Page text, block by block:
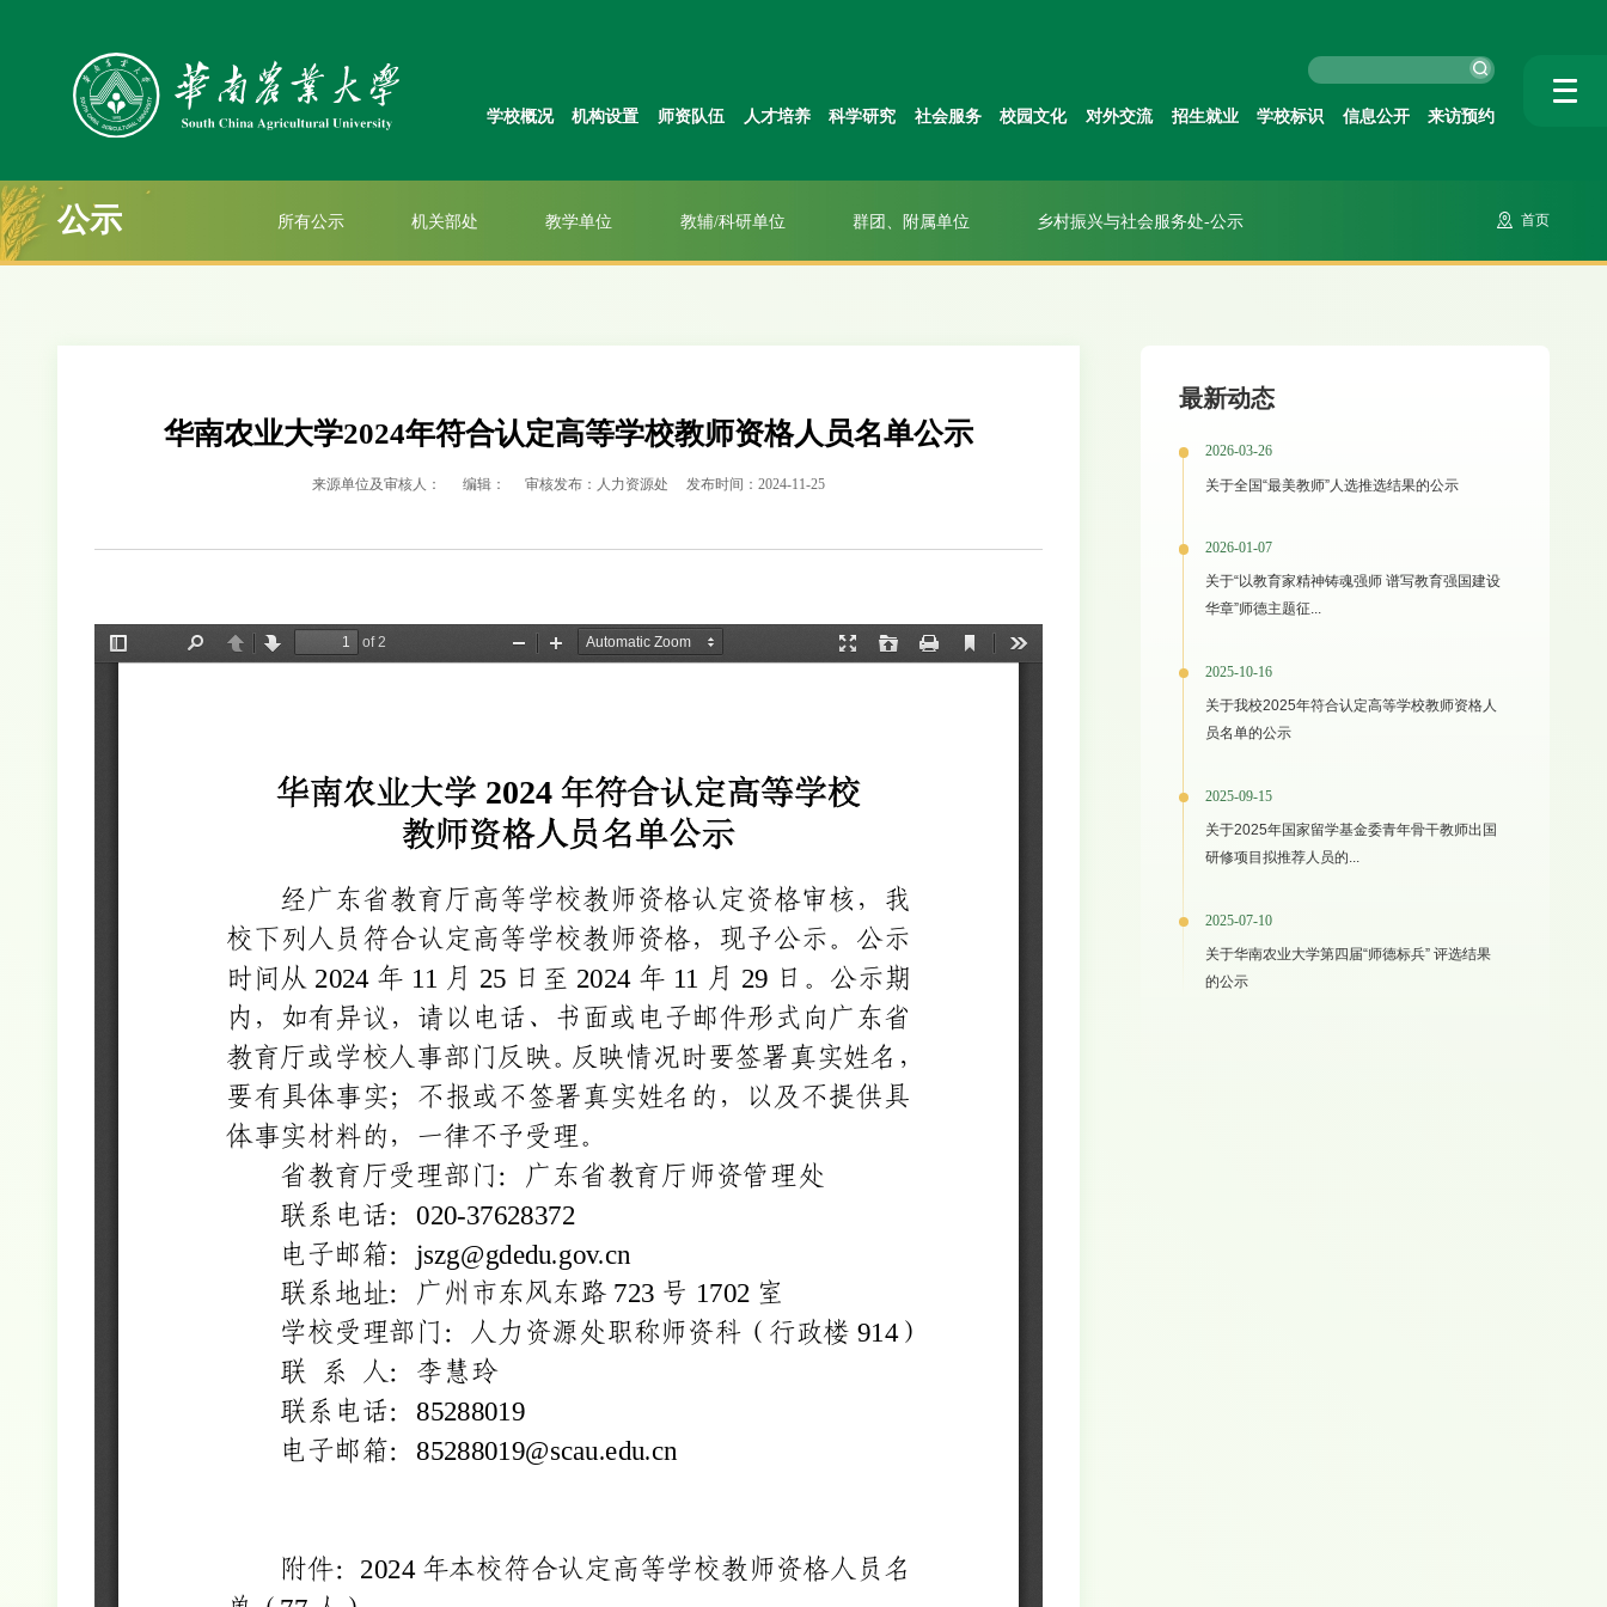
学校概况 机构设置 师资队伍 人才培养 科学研究 社会服务 校园文化 对外交流 招生就业 学校标识 信息公开 来访预约
公示 所有公示 机关部处 教学单位 教辅/科研单位 群团、附属单位 乡村振兴与社会服务处-公示 首页
华南农业大学2024年符合认定高等学校教师资格人员名单公示
来源单位及审核人： 编辑： 审核发布：人力资源处 发布时间：2024-11-25
最新动态
2026-03-26
关于全国“最美教师”人选推选结果的公示
2026-01-07
关于“以教育家精神铸魂强师 谱写教育强国建设
华章”师德主题征...
2025-10-16
关于我校2025年符合认定高等学校教师资格人
员名单的公示
2025-09-15
关于2025年国家留学基金委青年骨干教师出国
研修项目拟推荐人员的...
2025-07-10
关于华南农业大学第四届“师德标兵” 评选结果
的公示